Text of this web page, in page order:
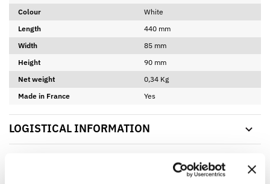
Colour
White
Length
440 mm
Width
85 mm
Height
90 mm
Net weight
0,34 Kg
Made in France
Yes
LOGISTICAL INFORMATION
DOWNLOADABLE SHEET AND CERTIFICATE